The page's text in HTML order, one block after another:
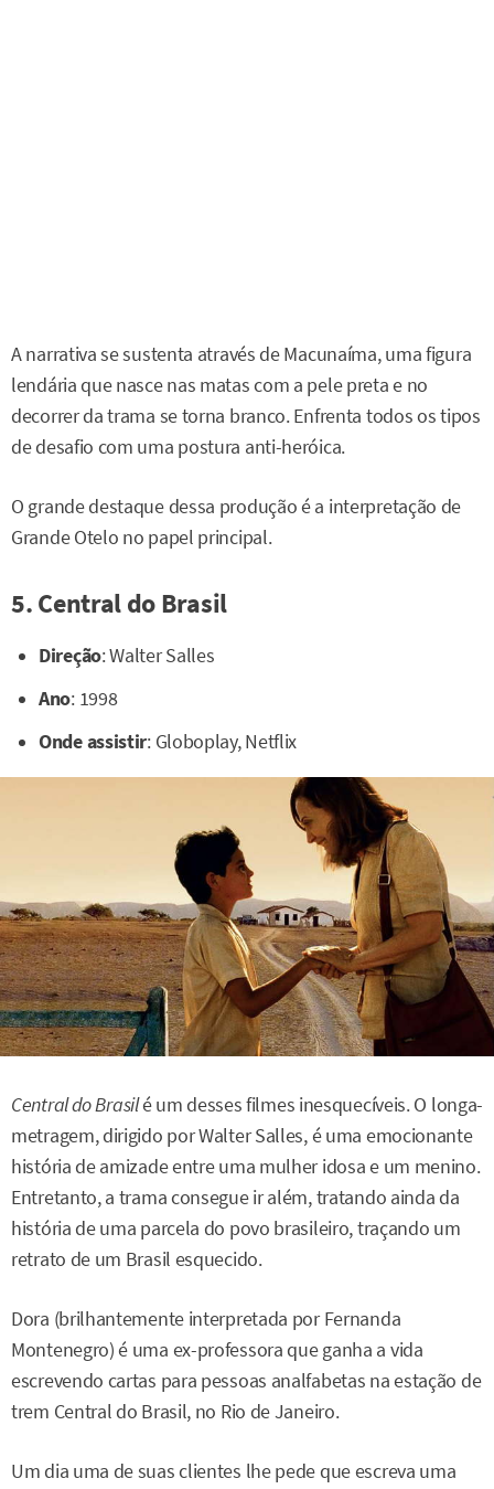
A narrativa se sustenta através de Macunaíma, uma figura
lendária que nasce nas matas com a pele preta e no
decorrer da trama se torna branco. Enfrenta todos os tipos
de desafio com uma postura anti-heróica.
O grande destaque dessa produção é a interpretação de
Grande Otelo no papel principal.
5. Central do Brasil
Direção: Walter Salles
Ano: 1998
Onde assistir: Globoplay, Netflix
Central do Brasilé um desses filmes inesquecíveis. O longa-
metragem, dirigido por Walter Salles, é uma emocionante
história de amizade entre uma mulher idosa e um menino.
Entretanto, a trama consegue ir além, tratando ainda da
história de uma parcela do povo brasileiro, traçando um
retrato de um Brasil esquecido.
Dora (brilhantemente interpretada por Fernanda
Montenegro) é uma ex-professora que ganha a vida
escrevendo cartas para pessoas analfabetas na estação de
trem Central do Brasil, no Rio de Janeiro.
Um dia uma de suas clientes lhe pede que escreva uma